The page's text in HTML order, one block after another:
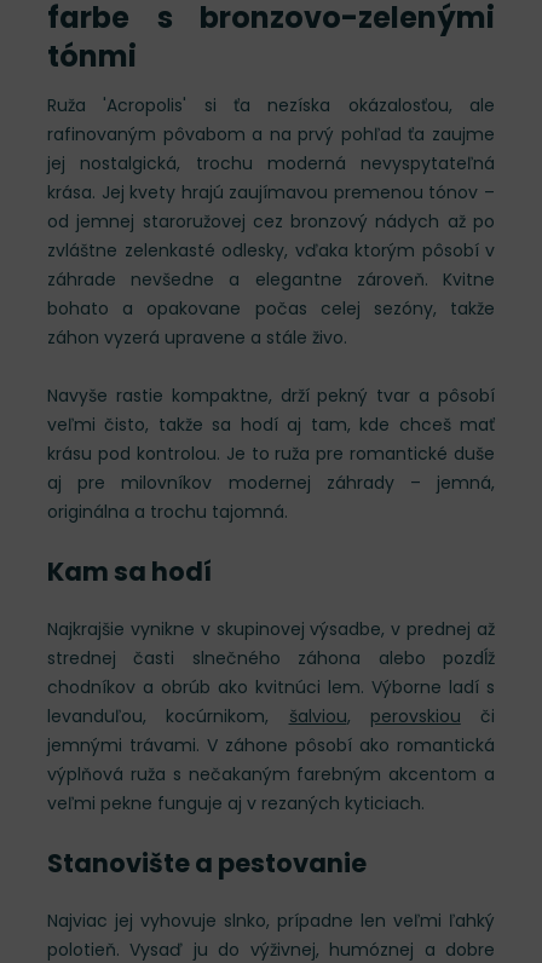
farbe s bronzovo-zelenými
tónmi
Ruža 'Acropolis' si ťa nezíska okázalosťou, ale
rafinovaným pôvabom a na prvý pohľad ťa zaujme
jej nostalgická, trochu moderná nevyspytateľná
krása. Jej kvety hrajú zaujímavou premenou tónov –
od jemnej staroružovej cez bronzový nádych až po
zvláštne zelenkasté odlesky, vďaka ktorým pôsobí v
záhrade nevšedne a elegantne zároveň. Kvitne
bohato a opakovane počas celej sezóny, takže
záhon vyzerá upravene a stále živo.
Navyše rastie kompaktne, drží pekný tvar a pôsobí
veľmi čisto, takže sa hodí aj tam, kde chceš mať
krásu pod kontrolou. Je to ruža pre romantické duše
aj pre milovníkov modernej záhrady – jemná,
originálna a trochu tajomná.
Kam sa hodí
Najkrajšie vynikne v skupinovej výsadbe, v prednej až
strednej časti slnečného záhona alebo pozdĺž
chodníkov a obrúb ako kvitnúci lem. Výborne ladí s
levanduľou, kocúrnikom, šalviou, perovskiou či
jemnými trávami. V záhone pôsobí ako romantická
výplňová ruža s nečakaným farebným akcentom a
veľmi pekne funguje aj v rezaných kyticiach.
Stanovište a pestovanie
Najviac jej vyhovuje slnko, prípadne len veľmi ľahký
polotieň. Vysaď ju do výživnej, humóznej a dobre